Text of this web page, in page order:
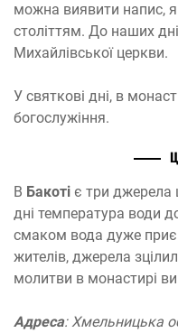
можна виявити напис,
століттям. До наших
Михайлівської церкви.
У святкові дні, в
богослужіння.
В Бакоті є три джерела
дні температура води
смаком вода дуже
жителів, джерела
молитви в монастирі
Адреса: Хмельницька